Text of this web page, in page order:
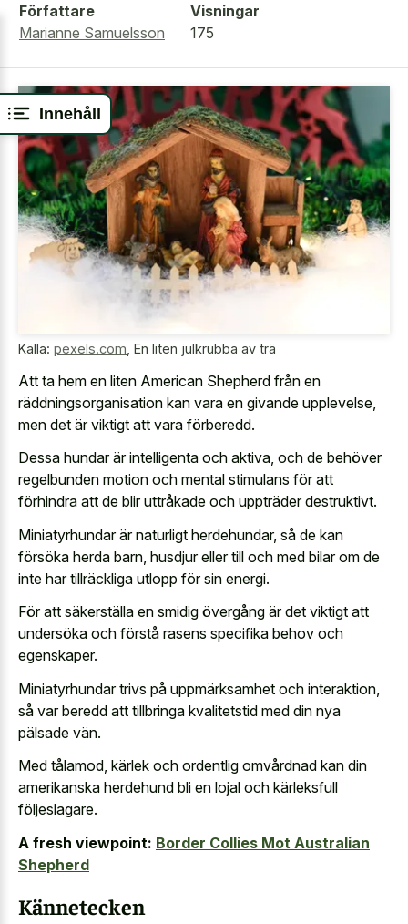
Innehåll
Författare
Marianne Samuelsson
Visningar
175
Källa: pexels.com En liten julkrubba av trä
Att ta hem en liten American Shepherd från en
räddningsorganisation kan vara en givande upplevelse,
men det är viktigt att vara förberedd.
Dessa hundar är intelligenta och aktiva, och de behöver
regelbunden motion och mental stimulans för att
förhindra att de blir uttråkade och uppträder destruktivt.
Miniatyrhundar är naturligt herdehundar, så de kan
försöka herda barn, husdjur eller till och med bilar om de
inte har tillräckliga utlopp för sin energi.
För att säkerställa en smidig övergång är det viktigt att
undersöka och förstå rasens specifika behov och
egenskaper.
Miniatyrhundar trivs på uppmärksamhet och interaktion,
så var beredd att tillbringa kvalitetstid med din nya
pälsade vän.
Med tålamod, kärlek och ordentlig omvårdnad kan din
amerikanska herdehund bli en lojal och kärleksfull
följeslagare.
A fresh viewpoint: Border Collies Mot Australian
Shepherd
Kännetecken